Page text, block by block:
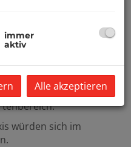
Wohneinheiten!
saniert.
perfekt für 2 Familien -
würden sich im
immer
aktiv
Alle akzeptieren